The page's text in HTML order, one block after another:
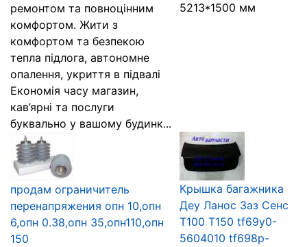
ремонтом та повноцінним
комфортом. Жити з
комфортом та безпекою
тепла підлога, автономне
опалення, укриття в підвалі
Економія часу магазин,
кав’ярні та послуги
буквально у вашому будинк...
5213*1500 мм
продам ограничитель
перенапряжения опн 10,опн
6,опн 0.38,опн 35,опн110,опн
150
Крышка багажника
Деу Ланос Заз Сенс
Т100 Т150 tf69y0-
5604010 tf698p-